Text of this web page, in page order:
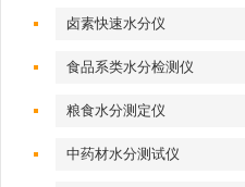
卤素快速水分仪
食品系类水分检测仪
粮食水分测定仪
中药材水分测试仪